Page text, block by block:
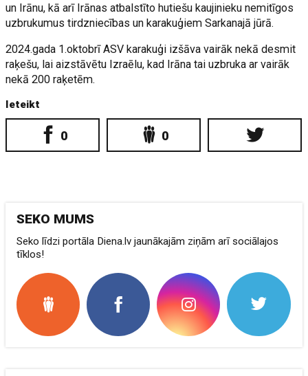
un Irānu, kā arī Irānas atbalstīto hutiešu kaujinieku nemitīgos
uzbrukumus tirdzniecības un karakuģiem Sarkanajā jūrā.
2024.gada 1.oktobrī ASV karakuģi izšāva vairāk nekā desmit
raķešu, lai aizstāvētu Izraēlu, kad Irāna tai uzbruka ar vairāk
nekā 200 raķetēm.
Ieteikt
0 0
SEKO MUMS
Seko līdzi portāla Diena.lv jaunākajām ziņām arī sociālajos
tīklos!